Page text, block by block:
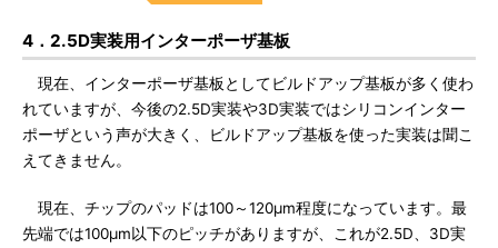
4．2.5D実装用インターポーザ基板
現在、インターポーザ基板としてビルドアップ基板が多く使わ
れていますが、今後の2.5D実装や3D実装ではシリコンインター
ポーザという声が大きく、ビルドアップ基板を使った実装は聞こ
えてきません。
現在、チップのパッドは100～120μm程度になっています。最
先端では100μm以下のピッチがありますが、これが2.5D、3D実